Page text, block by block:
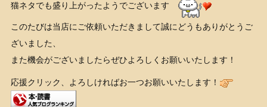
猫ネタでも盛り上がったようでございます
このたびは当店にご依頼いただきまして誠にどうもありがとうご
ざいました、
また機会がございましたらぜひよろしくお願いいたします！
応援クリック、よろしければお一つお願いいたします！